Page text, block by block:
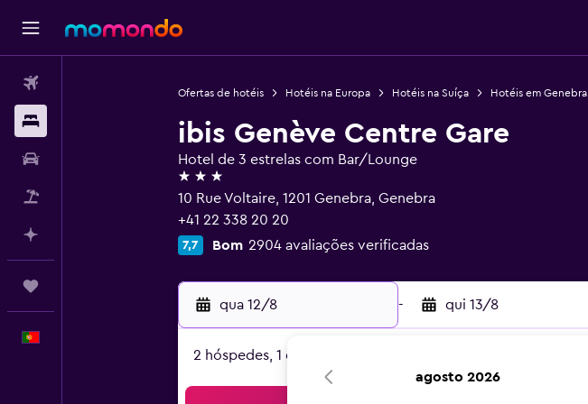
Ofertas de hotéis Hotéis na Europa Hotéis na Suíça Hotéis em Genebra
ibis Genève Centre Gare
Hotel de 3 estrelas com Bar/Lounge
3 estrelas
10 Rue Voltaire, 1201 Genebra, Genebra
+41 22 338 20 20
7,7 Bom 2904 avaliações verificadas
qua 12/8 - qui 13/8
2 hóspedes, 1 quarto
agosto 2026